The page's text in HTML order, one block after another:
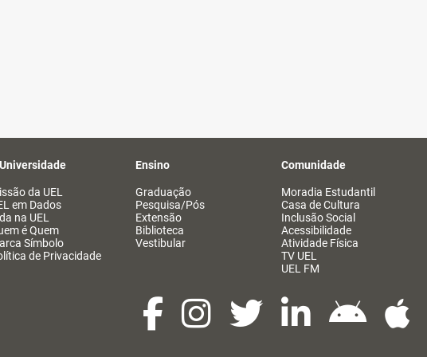
da UEL
em Dados
na UEL
é Quem
Símbolo
de Privacidade
Ensino
Graduação
Pesquisa/Pós
Extensão
Biblioteca
Vestibular
Comunidade
Moradia Estudantil
Casa de Cultura
Inclusão Social
Acessibilidade
Atividade Física
TV UEL
UEL FM